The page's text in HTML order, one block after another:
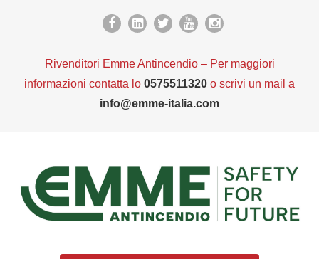
Rivenditori Emme Antincendio – Per maggiori
informazioni contatta lo 0575511320 o scrivi un mail a
info@emme-italia.com